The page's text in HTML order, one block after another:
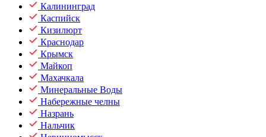
Калининград
Каспийск
Кизилюрт
Краснодар
Крымск
Майкоп
Махачкала
Минеральные Воды
Набережные челны
Назрань
Нальчик